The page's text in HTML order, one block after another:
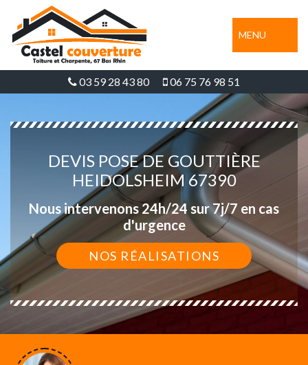
MENU
03 59 28 43 80 06 75 76 98 51
DEVIS POSE DE GOUTTIÈRE
HEIDOLSHEIM 67390
Nous intervenons 24h/24 sur 7j/7 en cas
d'urgence
NOS RÉALISATIONS